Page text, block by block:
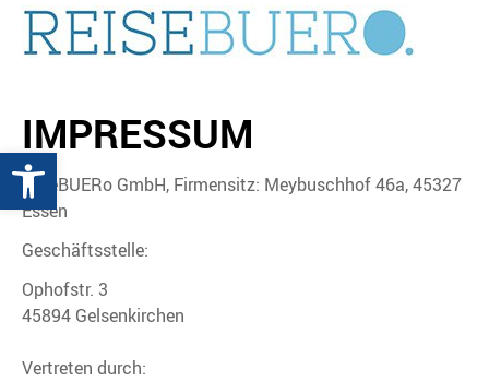
Werkzeugleiste öffnen
IMPRESSUM
reiseBUERo GmbH, Firmensitz: Meybuschhof 46a, 45327
Essen
Geschäftsstelle:
Ophofstr. 3
45894 Gelsenkirchen
Vertreten durch: